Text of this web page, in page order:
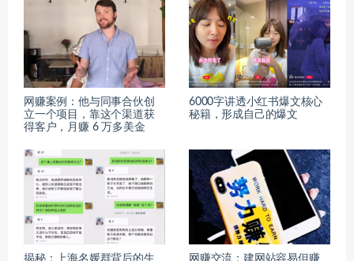
网赚案例：他与同事合伙创
立一个项目，靠这个渠道获
得客户，月赚 6 万多美金
6000字讲透小红书爆文核心
秘籍，形成自己的爆文
揭秘：上海名媛群背后的生 网赚交流：建网站容易但赚